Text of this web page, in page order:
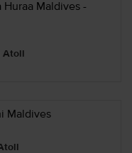
Huraa Maldives -
Atoll
Maldives